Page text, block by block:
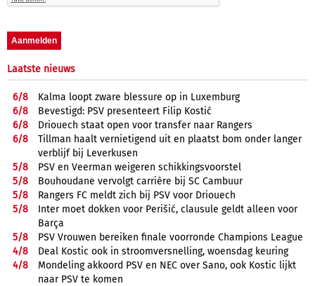
Laatste nieuws
6/8
Kalma loopt zware blessure op in Luxemburg
6/8
Bevestigd: PSV presenteert Filip Kostić
6/8
Driouech staat open voor transfer naar Rangers
6/8
Tillman haalt vernietigend uit en plaatst bom onder langer
verblijf bij Leverkusen
5/8
PSV en Veerman weigeren schikkingsvoorstel
5/8
Bouhoudane vervolgt carrière bij SC Cambuur
5/8
Rangers FC meldt zich bij PSV voor Driouech
5/8
Inter moet dokken voor Perišić, clausule geldt alleen voor
Barça
5/8
PSV Vrouwen bereiken finale voorronde Champions League
4/8
Deal Kostic ook in stroomversnelling, woensdag keuring
4/8
Mondeling akkoord PSV en NEC over Sano, ook Kostic lijkt
naar PSV te komen